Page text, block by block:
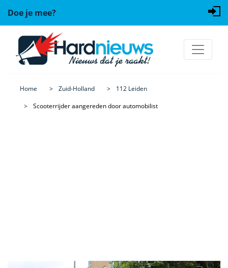
Doe je mee?
Home Zuid-Holland
112 Leiden
Scooterrijder aangereden door automobilist